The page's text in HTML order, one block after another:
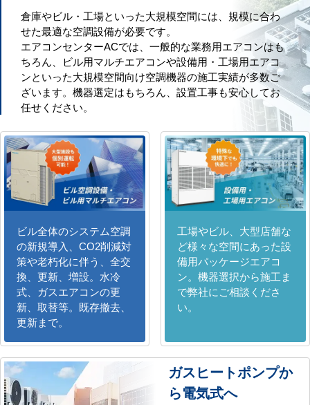
倉庫やビル・工場といった大規模空間には、規模に合わ
せた最適な空調設備が必要です。
エアコンセンターACでは、一般的な業務用エアコンはも
ちろん、ビル用マルチエアコンや設備用・工場用エアコ
ンといった大規模空間向け空調機器の施工実績が多数ご
ざいます。機器選定はもちろん、設置工事も安心してお
任せください。
ビル全体のシステム空調
の新規導入、CO2削減対
策や老朽化に伴う、全交
換、更新、増設。水冷
式、ガスエアコンの更
新、取替等。既存撤去、
更新まで。
工場やビル、大型店舗な
ど様々な空間にあった設
備用パッケージエアコ
ン。機器選択から施工ま
で弊社にご相談くださ
い。
ガスヒートポンプか
ら電気式へ